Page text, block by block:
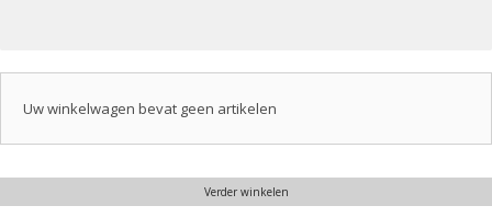
Uw winkelwagen bevat geen artikelen
Verder winkelen